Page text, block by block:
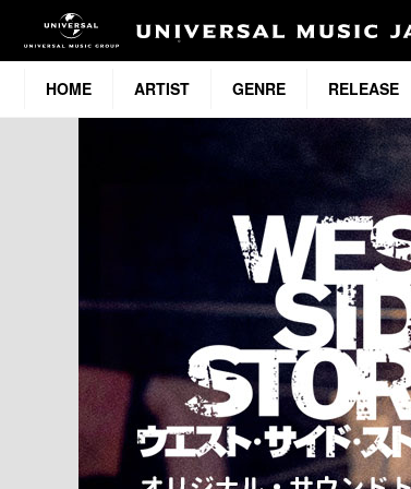
HOME ARTIST GENRE RELEASE